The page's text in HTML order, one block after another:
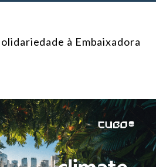
à Embaixadora